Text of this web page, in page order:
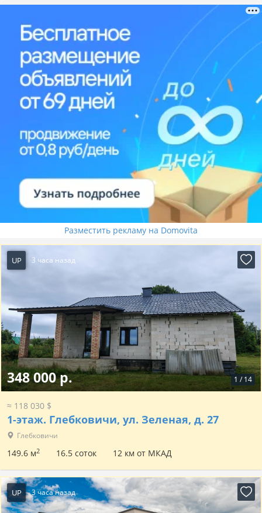
Разместить рекламу на Domovita
UP 3 часа назад
1 / 14
348 000 р.
≈ 118 030 $
1-этаж. Глебковичи, ул. Зеленая, д. 27
Глебковичи
149.6 м2 16.5 соток 12 км от МКАД
UP 3 часа назад